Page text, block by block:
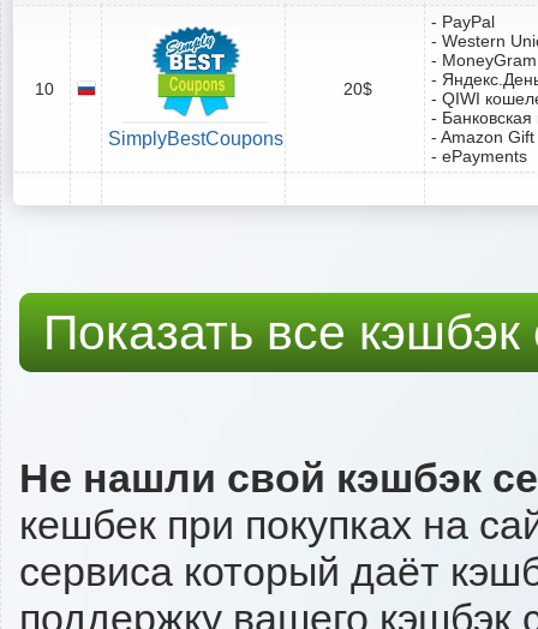
10
SimplyBestCoupons
20$
- PayPal
- Western
- MoneyGram
-
- QIWI
-
- Amazon
- ePayments
Показать все
Не нашли свой кэшбэк
кешбек при покупках на
сервиса который даёт
поддержку вашего кэшбэк